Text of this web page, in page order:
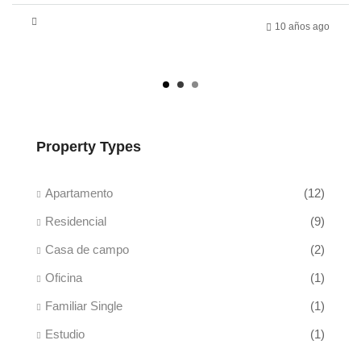
10 años ago
Property Types
Apartamento (12)
Residencial (9)
Casa de campo (2)
Oficina (1)
Familiar Single (1)
Estudio (1)